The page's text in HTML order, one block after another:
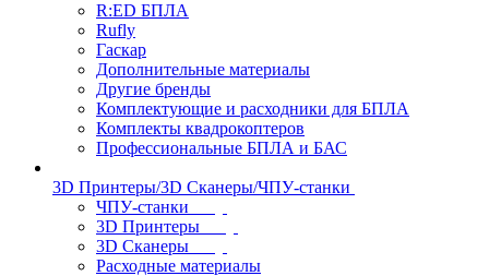
R:ED БПЛА
Rufly
Гаскар
Дополнительные материалы
Другие бренды
Комплектующие и расходники для БПЛА
Комплекты квадрокоптеров
Профессиональные БПЛА и БАС
3D Принтеры/3D Сканеры/ЧПУ-станки
ЧПУ-станки
3D Принтеры
3D Сканеры
Расходные материалы